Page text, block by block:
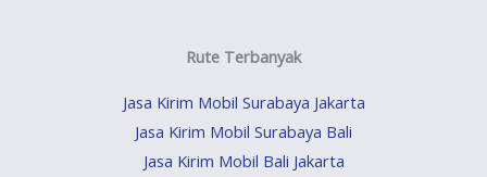
Rute Terbanyak
Jasa Kirim Mobil Surabaya Jakarta
Jasa Kirim Mobil Surabaya Bali
Jasa Kirim Mobil Bali Jakarta